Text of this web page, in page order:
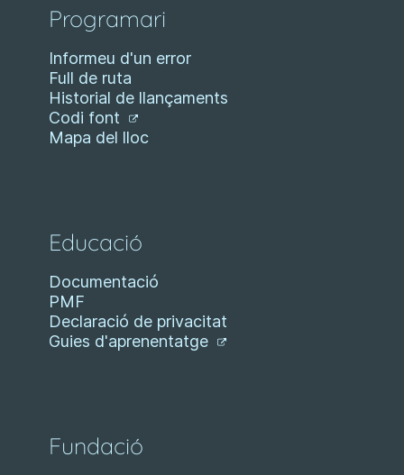
Programari
Informeu d'un error
Full de ruta
Historial de llançaments
Codi font
Mapa del lloc
Educació
Documentació
PMF
Declaració de privacitat
Guies d'aprenentatge
Fundació